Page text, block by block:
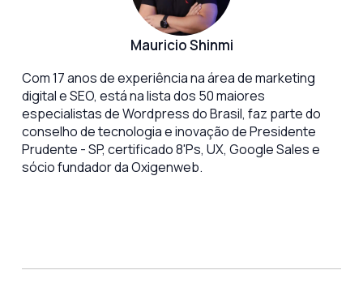
Mauricio Shinmi
Com 17 anos de experiência na área de marketing
digital e SEO, está na lista dos 50 maiores
especialistas de Wordpress do Brasil, faz parte do
conselho de tecnologia e inovação de Presidente
Prudente - SP, certificado 8'Ps, UX, Google Sales e
sócio fundador da Oxigenweb.